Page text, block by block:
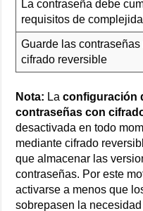
La contraseña debe
requisitos de
Guarde las contraseñas
cifrado reversible
Nota: Laconfiguración
contraseñas con
desactivada en todo
mediante cifrado
que almacenar las
contraseñas. Por este
activarse a menos que
sobrepasen la